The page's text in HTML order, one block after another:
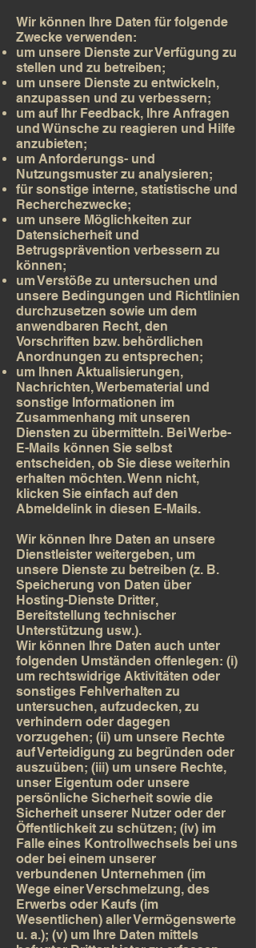
Wir können Ihre Daten für folgende
Zwecke verwenden:
um unsere Dienste zur Verfügung zu
stellen und zu betreiben;
um unsere Dienste zu entwickeln,
anzupassen und zu verbessern;
um auf Ihr Feedback, Ihre Anfragen
und Wünsche zu reagieren und Hilfe
anzubieten;
um Anforderungs- und
Nutzungsmuster zu analysieren;
für sonstige interne, statistische und
Recherchezwecke;
um unsere Möglichkeiten zur
Datensicherheit und
Betrugsprävention verbessern zu
können;
um Verstöße zu untersuchen und
unsere Bedingungen und Richtlinien
durchzusetzen sowie um dem
anwendbaren Recht, den
Vorschriften bzw. behördlichen
Anordnungen zu entsprechen;
um Ihnen Aktualisierungen,
Nachrichten, Werbematerial und
sonstige Informationen im
Zusammenhang mit unseren
Diensten zu übermitteln. Bei Werbe-
E-Mails können Sie selbst
entscheiden, ob Sie diese weiterhin
erhalten möchten. Wenn nicht,
klicken Sie einfach auf den
Abmeldelink in diesen E-Mails.
Wir können Ihre Daten an unsere
Dienstleister weitergeben, um
unsere Dienste zu betreiben (z. B.
Speicherung von Daten über
Hosting-Dienste Dritter,
Bereitstellung technischer
Unterstützung usw.).
Wir können Ihre Daten auch unter
folgenden Umständen offenlegen: (i)
um rechtswidrige Aktivitäten oder
sonstiges Fehlverhalten zu
untersuchen, aufzudecken, zu
verhindern oder dagegen
vorzugehen; (ii) um unsere Rechte
auf Verteidigung zu begründen oder
auszuüben; (iii) um unsere Rechte,
unser Eigentum oder unsere
persönliche Sicherheit sowie die
Sicherheit unserer Nutzer oder der
Öffentlichkeit zu schützen; (iv) im
Falle eines Kontrollwechsels bei uns
oder bei einem unserer
verbundenen Unternehmen (im
Wege einer Verschmelzung, des
Erwerbs oder Kaufs (im
Wesentlichen) aller Vermögenswerte
u. a.); (v) um Ihre Daten mittels